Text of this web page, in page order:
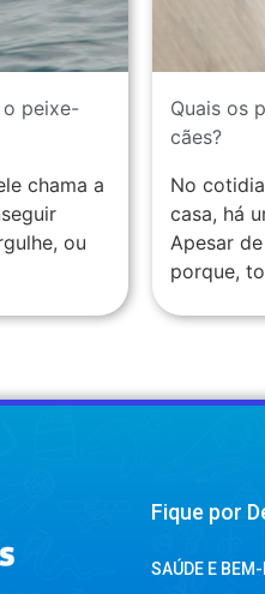
o peixe-
chama a
ou
Quais os
cães?
No
casa, há
Apesar
porque,
Fique por
SAÚDE E